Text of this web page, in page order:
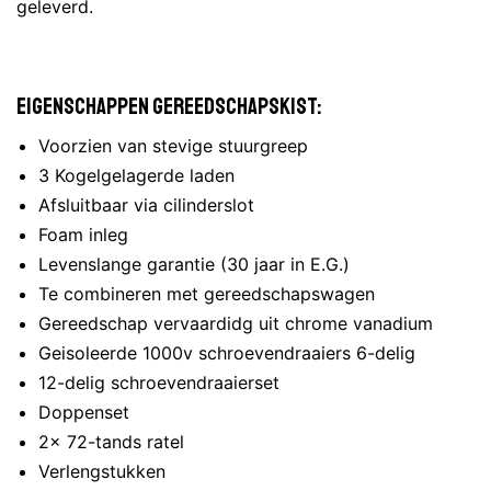
geleverd.
Eigenschappen gereedschapskist:
Voorzien van stevige stuurgreep
3 Kogelgelagerde laden
Afsluitbaar via cilinderslot
Foam inleg
Levenslange garantie (30 jaar in E.G.)
Te combineren met gereedschapswagen
Gereedschap vervaardidg uit chrome vanadium
Geisoleerde 1000v schroevendraaiers 6-delig
12-delig schroevendraaierset
Doppenset
2x 72-tands ratel
Verlengstukken